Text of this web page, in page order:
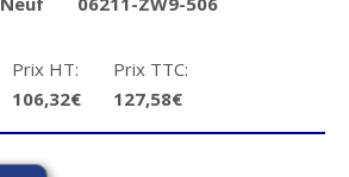
Prix HT:
106,32€
Prix TTC:
127,58€